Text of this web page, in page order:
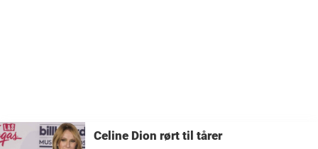
Celine Dion rørt til tårer